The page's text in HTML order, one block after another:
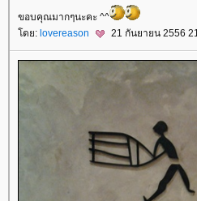
ขอบคุณมากๆนะคะ ^^
ดย: lovereason 21 กันยายน 2556